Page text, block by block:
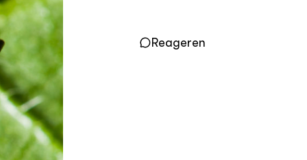
LEREN
Wiki Groen Kennisnet
GROEN KENNISNET
Over ons
Contact
ENGLISH
Search the Knowledge base
Reageren